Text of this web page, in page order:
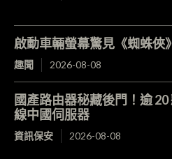
啟動車輛螢幕驚見《蜘蛛俠
趣聞 2026-08-08
國產路由器秘藏後門！逾
線中國伺服器
資訊保安 2026-08-08